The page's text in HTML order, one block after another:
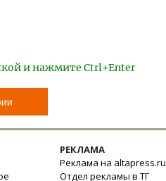
и нажмите Ctrl+Enter
РЕКЛАМА
Реклама на altapress.ru
Отдел рекламы в ТГ